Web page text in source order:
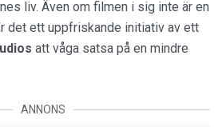
liv. Även om filmen i sig inte är en
det ett uppfriskande initiativ av ett
att våga satsa på en mindre
ANNONS